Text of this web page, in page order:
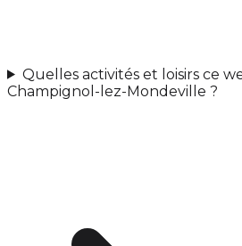
Quelles activités et loisirs ce
Champignol-lez-Mondeville ?